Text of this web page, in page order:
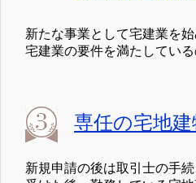
新たな事業として宅建業を
宅建業の要件を満たしてい
専任の宅地
新規申請の後は取引士の手